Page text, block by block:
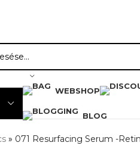
WEBSHOP
BLOG
» 071 Resurfacing Serum -